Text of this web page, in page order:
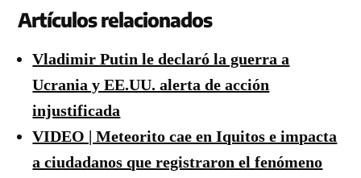
Artículos relacionados
Vladimir Putin le declaró la guerra a
Ucrania y EE.UU. alerta de acción
injustificada
VIDEO | Meteorito cae en Iquitos e impacta
a ciudadanos que registraron el fenómeno